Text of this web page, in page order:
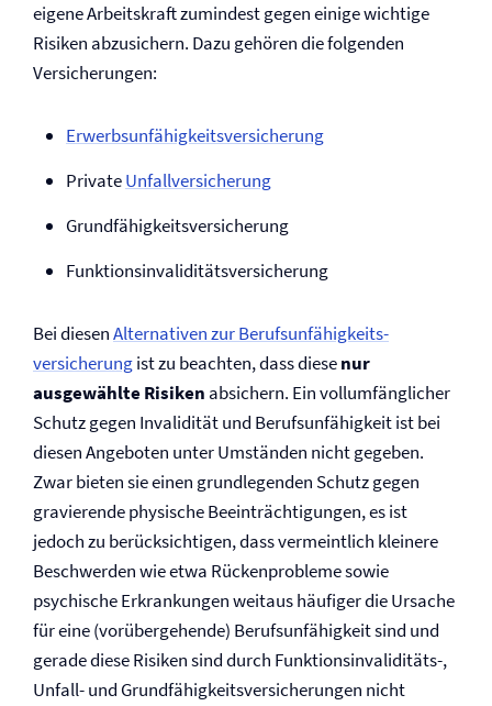
eigene Arbeitskraft zumindest gegen einige wichtige
Risiken abzusichern. Dazu gehören die folgenden
Versicherungen:
Erwerbs­unfähig­keits­ver­siche­rung
PrivateUnfall­­versicherung
Grund­fähig­keits­ver­siche­rung
Funk­tions­in­vali­ditäts­ver­siche­rung
Bei diesenAlternativen zur Berufs­unfähigkeits­
versicherungist zu beachten, dass diesenur
ausgewählte Risiken absichern. Ein vollumfänglicher
Schutz gegen Invalidität und Berufs­unfähigkeit ist bei
diesen Angeboten unter Umständen nicht gegeben.
Zwar bieten sie einen grundlegenden Schutz gegen
gravierende physische Beeinträchtigungen, es ist
jedoch zu berück­sichtigen, dass vermeintlich kleinere
Beschwerden wie etwa Rücken­probleme sowie
psychische Erkrankungen weitaus häufiger die Ursache
für eine (vorübergehende) Berufs­unfähigkeit sind und
gerade diese Risiken sind durch Funktionsinvaliditäts-,
Unfall- und Grundfähigkeits­versicherungen nicht